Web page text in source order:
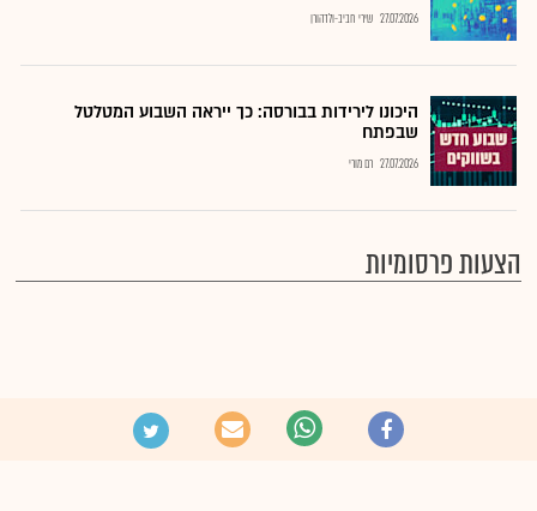
27.07.2026 שירי חביב-ולדהורן
היכונו לירידות בבורסה: כך ייראה השבוע המטלטל
שבפתח
27.07.2026 רם מורי
הצעות פרסומיות